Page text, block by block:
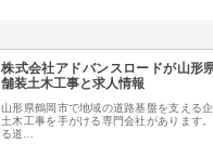
株式会社アドバンスロードが山形
舗装土木工事と求人情報
山形県鶴岡市で地域の道路基盤を支える
土木工事を手がける専門会社があります
る道…